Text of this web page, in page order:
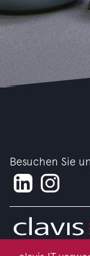
Besuchen Sie